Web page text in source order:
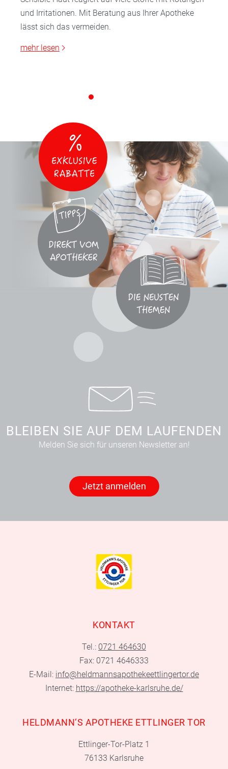
und Irritationen. Mit Beratung aus Ihrer Apotheke
lässt sich das vermeiden.
mehr lesen
BLEIBEN SIE AUF DEM LAUFENDEN
Melden Sie sich für unseren Newsletter an!
Jetzt anmelden
KONTAKT
Tel.: 0721 464630
Fax: 0721 4646333
E-Mail: info@heldmannsapothekeettlingertor.de
Internet: https://apotheke-karlsruhe.de/
HELDMANN‘S APOTHEKE ETTLINGER TOR
Ettlinger-Tor-Platz 1
76133 Karlsruhe